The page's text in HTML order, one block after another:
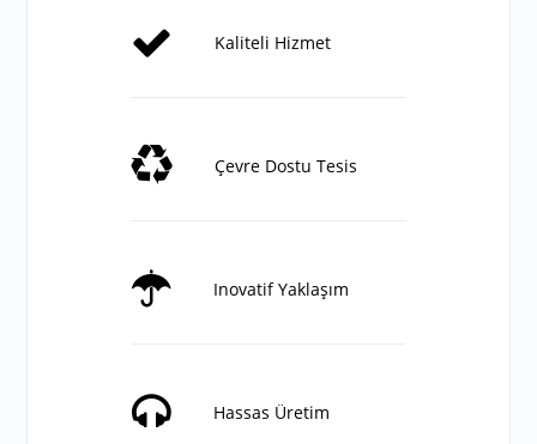
Kaliteli Hizmet
Çevre Dostu Tesis
Inovatif Yaklaşım
Hassas Üretim